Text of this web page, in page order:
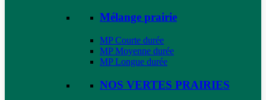
Mélange prairie
MP Courte durée
MP Moyenne durée
MP Longue durée
NOS VERTES PRAIRIES